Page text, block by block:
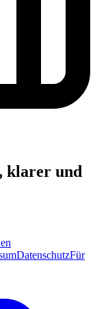
klarer und
DatenschutzFür